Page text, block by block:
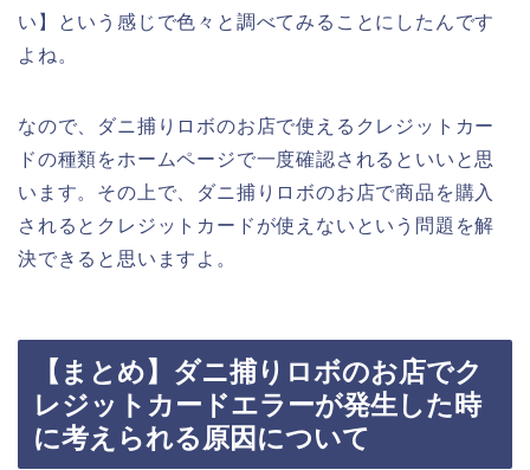
い】という感じで色々と調べてみることにしたんです
よね。
なので、ダニ捕りロボのお店で使えるクレジットカー
ドの種類をホームページで一度確認されるといいと思
います。その上で、ダニ捕りロボのお店で商品を購入
されるとクレジットカードが使えないという問題を解
決できると思いますよ。
【まとめ】ダニ捕りロボのお店でク
レジットカードエラーが発生した時
に考えられる原因について